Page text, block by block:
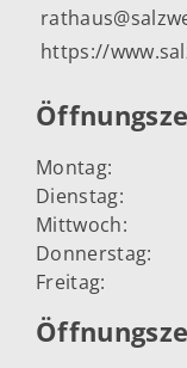
https://
Montag:
Dienstag:
Mittwoch:
Donnerstag:
Freitag: